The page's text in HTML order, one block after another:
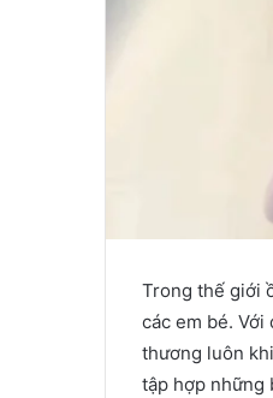
Trong thế giới
các em bé. Với
thương luôn
tập hợp những